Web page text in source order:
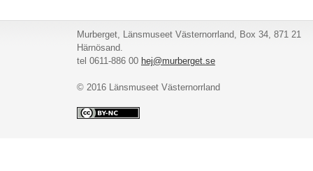
Murberget, Länsmuseet Västernorrland, Box 34, 871 21
Härnösand.
tel 0611-886 00 hej@murberget.se
© 2016 Länsmuseet Västernorrland